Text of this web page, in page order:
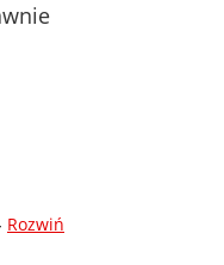
Rozwiń